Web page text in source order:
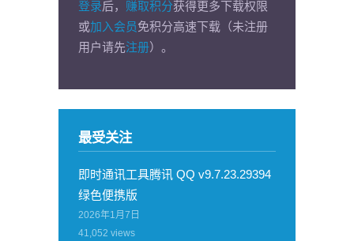
登录后， 赚取积分获得更多下载权限
或加入会员免积分高速下载（未注册
用户请先注册）。
最受关注
即时通讯工具腾讯 QQ v9.7.23.29394
绿色便携版
2026年1月7日
41,052 views